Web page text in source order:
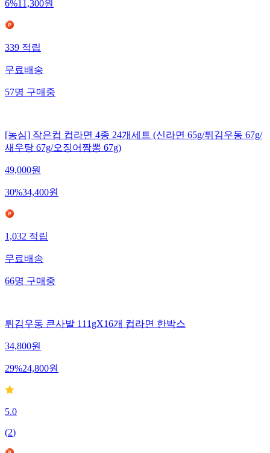
6%11,300원
339적립
무료배송
57명구매중
[농심] 작은컵 컵라면 4종 24개세트 (신라면 65g/튀김우동 67g/
새우탕 67g/오징어짬뽕 67g)
49,000원
30%34,400원
1,032적립
무료배송
66명구매중
튀김우동 큰사발 111gX16개 컵라면 한박스
34,800원
29%24,800원
5.0
(2)